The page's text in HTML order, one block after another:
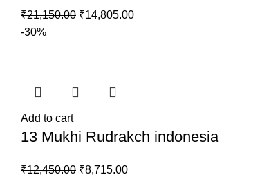
₹21,150.00 Original
₹14,805.00Current
-30%
Add to cart
13 Mukhi Rudrakch indonesia
₹12,450.00 Original
₹8,715.00Current